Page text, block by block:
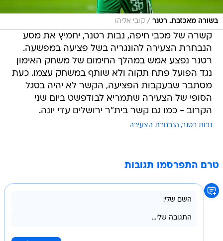
בשורה מאכזבת. רטנר / קובי אליהו
קשרה של מכבי חיפה, נבות רטנר, יחמיץ את מסע
הנבחרת הצעירה להונגריה בשל פציעה במפשעה.
רטנר נפצע אמש במהלך החימום של משחק האימון
נגד הפועל פתח תקוה ולא שותף במשחק עצמו. כעת
מסתבר שבעקבות הפציעה, הקשר לא יהיה בסגל
הסופי של הצעירה שתמריא לבודפשט ביום שני
הקרוב - כמו גם קשר בית"ר ירושלים עדי יונה.
נבות רטנר הנבחרת הצעירה
טרם התפרסמו תגובות